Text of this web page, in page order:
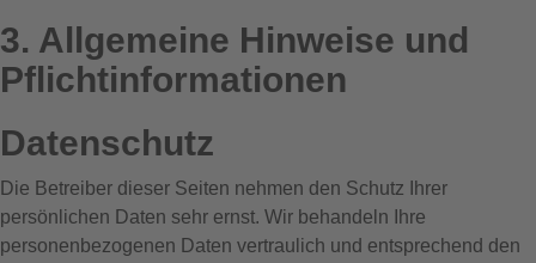
3. Allgemeine Hinweise und
Pflicht­informationen
Datenschutz
Die Betreiber dieser Seiten nehmen den Schutz Ihrer
persönlichen Daten sehr ernst. Wir behandeln Ihre
personenbezogenen Daten vertraulich und entsprechend den